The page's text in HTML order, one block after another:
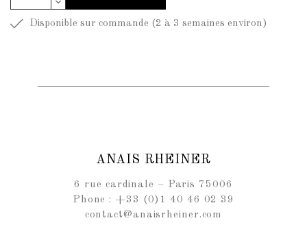
Disponible sur commande (2 à 3 semaines environ)
ANAIS RHEINER
6 rue cardinale – Paris 75006
Phone : +33 (0)1 40 46 02 39
contact@anaisrheiner.com